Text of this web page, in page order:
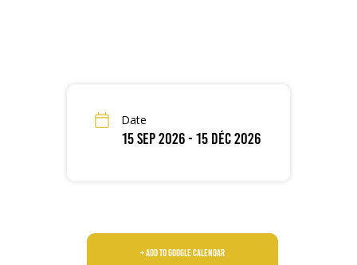
Date
15 Sep 2026- 15 Déc 2026
+ Add to Google Calendar